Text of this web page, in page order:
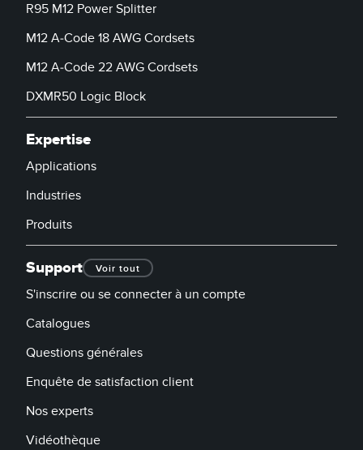
R95 M12 Power Splitter
M12 A-Code 18 AWG Cordsets
M12 A-Code 22 AWG Cordsets
DXMR50 Logic Block
Expertise
Applications
Industries
Produits
Support Voir tout
S'inscrire ou se connecter à un compte
Catalogues
Questions générales
Enquête de satisfaction client
Nos experts
Vidéothèque